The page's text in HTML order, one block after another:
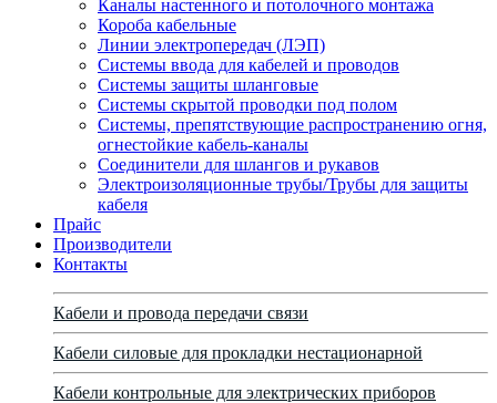
Каналы настенного и потолочного монтажа
Короба кабельные
Линии электропередач (ЛЭП)
Системы ввода для кабелей и проводов
Системы защиты шланговые
Системы скрытой проводки под полом
Системы, препятствующие распространению огня,
огнестойкие кабель-каналы
Соединители для шлангов и рукавов
Электроизоляционные трубы/Трубы для защиты
кабеля
Прайс
Производители
Контакты
Кабели и провода передачи связи
Кабели силовые для прокладки нестационарной
Кабели контрольные для электрических приборов